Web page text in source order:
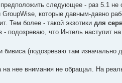
следующее - раз 5.1
которые давным-давно
Тем более - такой экзотики для
подозреваю, что Интель наступит
(подозреваю там изначально
на нее внимания не обращал. На